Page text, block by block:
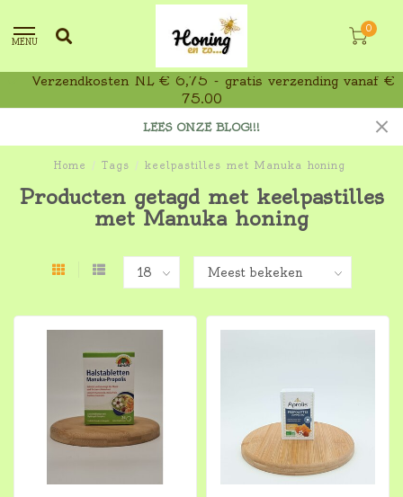
MENU
0
Verzendkosten NL € 6,75 - gratis verzending vanaf €
75,00
LEES ONZE BLOG!!!
Home / Tags / keelpastilles met Manuka honing
Producten getagd met keelpastilles
met Manuka honing